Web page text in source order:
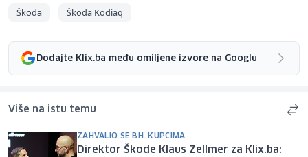
Škoda Škoda Kodiaq
Dodajte Klix.ba među omiljene izvore na Googlu
Više na istu temu
ZAHVALIO SE BH. KUPCIMA
Direktor Škode Klaus Zellmer za Klix.ba: